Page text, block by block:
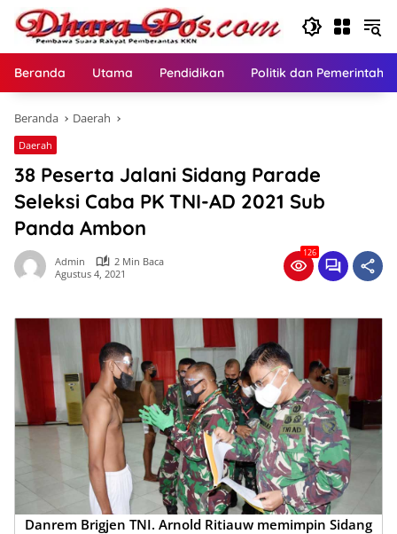
Langsung
konten
Beranda Utama Pendidikan Politik dan
Beranda Daerah
Daerah
38 Peserta Jalani Sidang Parade
Seleksi Caba PK TNI-AD 2021 Sub
Panda Ambon
Admin
2 Min Baca
Agustus 4, 2021
126
Danrem Brigjen TNI. Arnold Ritiauw memimpin Sidang